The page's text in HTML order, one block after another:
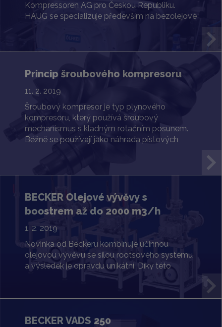
Kompressoren AG pro Českou Republiku.
HAUG se specializuje především na bezolejové
Princip šroubového kompresoru
11. 2. 2019
Šroubový kompresor je typ plynového
kompresoru, který používá šroubový
mechanismus s kladným rotačním posunem.
Běžně se používají jako náhrada pístových
BECKER Olejové vývěvy s
boostrem až do 2000 m3/h
1. 2. 2019
Novinka od Beckeru kombinuje účinnou
olejovou vývěvu se silou rootsového systému
a výsledek je opravdu unikátní. Díky této
novince jsme vám schopni nabídnout až 2000
BECKER VADS 250